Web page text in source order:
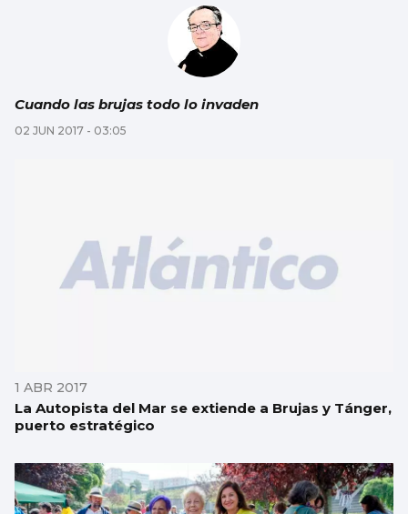
Cuando las brujas todo lo invaden
02 JUN 2017 - 03:05
1 ABR 2017
La Autopista del Mar se extiende a Brujas y Tánger,
puerto estratégico